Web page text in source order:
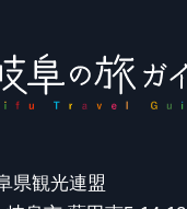
県観光連盟